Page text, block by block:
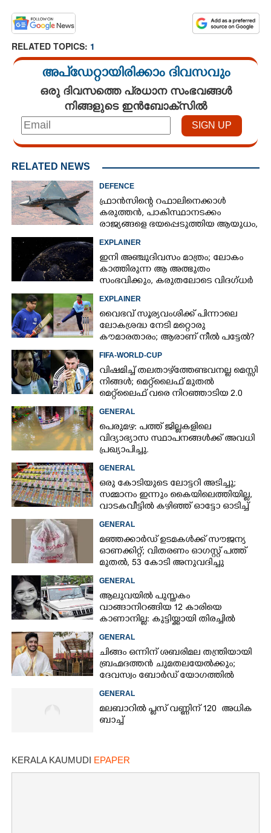
RELATED TOPICS: 1
അപ്ഡേറ്റായിരിക്കാം ദിവസവും
ഒരു ദിവസത്തെ പ്രധാന സംഭവങ്ങൾ
നിങ്ങളുടെ ഇൻബോക്സിൽ
RELATED NEWS
DEFENCE
ഫ്രാൻസിന്റെ റഫാലിനെക്കാൾ
കരുത്തൻ,​ പാകിസ്ഥാനടക്കം
രാജ്യങ്ങളെ ഭയപ്പെടുത്തിയ ആയുധം,​
EXPLAINER
ഇനി അഞ്ചുദിവസം മാത്രം; ലോകം
കാത്തിരുന്ന ആ അത്ഭുതം
സംഭവിക്കും, കരുതലോടെ വിദഗ്ധർ
EXPLAINER
വൈഭവ് സൂര്യവംശിക്ക് പിന്നാലെ
ലോകശ്രദ്ധ നേടി മറ്റൊരു
കൗമാരതാരം; ആരാണ് നീൽ പട്ടേൽ?
FIFA-WORLD-CUP
വിഷമിച്ച് തലതാഴ്‌ത്തേണ്ടവനല്ല മെസ്സി
നിങ്ങള്‍; മെറ്റ്‌ലൈഫ് മുതല്‍
മെറ്റ്‌ലൈഫ് വരെ നിറഞ്ഞാടിയ 2.0
GENERAL
പെരുമഴ: പത്ത് ജില്ലകളിലെ
വിദ്യാഭ്യാസ സ്ഥാപനങ്ങൾക്ക് അവധി
പ്രഖ്യാപിച്ചു.
GENERAL
ഒരു കോടിയുടെ ലോട്ടറി അടിച്ചു;
സമ്മാനം ഇന്നും കൈയിലെത്തിയില്ല,
വാടകവീട്ടിൽ കഴിഞ്ഞ് ഓട്ടോ ഓടിച്ച്
GENERAL
മഞ്ഞക്കാർഡ് ഉടമകൾക്ക് സൗജന്യ
ഓണക്കിറ്റ്; വിതരണം ഓഗസ്റ്റ് പത്ത്
മുതൽ, 53 കോടി അനുവദിച്ചു
GENERAL
ആലുവയിൽ പുസ്തകം
വാങ്ങാനിറങ്ങിയ 12 കാരിയെ
കാണാനില്ല: കുട്ടിയ്ക്കായി തിരച്ചിൽ
GENERAL
ചിങ്ങം ഒന്നിന് ശബരിമല തന്ത്രിയായി
ബ്രഹ്മദത്തൻ ചുമതലയേൽക്കും;
ദേവസ്വം ബോർഡ് യോഗത്തിൽ
GENERAL
മലബാറിൽ പ്ലസ് വണ്ണിന് 120 അധിക
ബാച്ച്
KERALA KAUMUDI EPAPER